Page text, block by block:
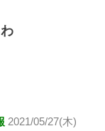
2021/05/27(木)